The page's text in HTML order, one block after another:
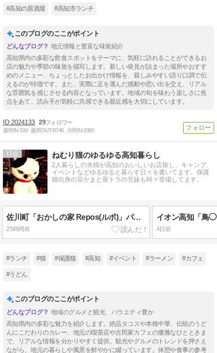
#高知の居酒屋 #高知市ランチ
このブログのここがポイント
地元情報と豊富な味覚紹介
高知県内の多彩な飲食スポットをテーマに、気軽に訪れることができるお
店の魅力や季節の味覚を描写します。新しい発見が詰まった場所やおすす
めのメニュー、ちょっとしたお出かけ情報を、親しみやすい語り口調で伝
えるのが特徴です。また、実際に足を運んだ感動や思い出を交え、リアル
な雰囲気を感じさせる内容となっています。地域の旬を味わう楽しさに焦
点をあて、読み手が気軽に共感できる親近感を大切にしています。
2024133 29
週間IN:530 週間OUT:8740 月間IN:2080
11 ねむり猫のゆるゆる高知暮らし
2人暮らしの夫婦が高知のおいしいお店探し、キャンプ、
イベントなどゆるゆると暮らす日々を書いてます。保護
猫出身の笹かまと茶トラの兄妹も時々登場してます。
佐川町「おかしの家 Repos(ルポ)」パティシエが作るかき氷、生ショコラといちごミルク
25時間前 4日前
#ランチ #猫 #保護猫 #高知 #イベント #ラーメン #カフェ
#うどん
このブログのここがポイント
地域のグルメと観光、バラエティ豊か
高知県内の多彩な魅力を紹介します。絶品タコスや本格中華、伝統のうど
んにこだわりのカレー、地元の喫茶店や古民家カフェの優雅なひとときま
で、リアルな情報を分かりやすく提供。観光やグルメのトレンドを押さえ
ながら、地元の暮らしや風景を鮮やかに綴っています。休憩や食事の参考